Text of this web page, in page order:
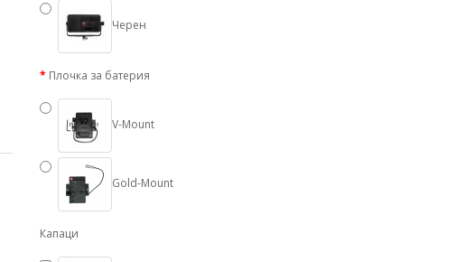
Черен
Плочка за батерия
V-Mount
Gold-Mount
Капаци